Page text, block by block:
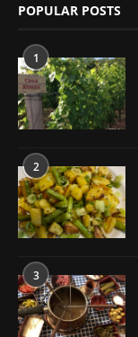
POPULAR POSTS
1
2
3